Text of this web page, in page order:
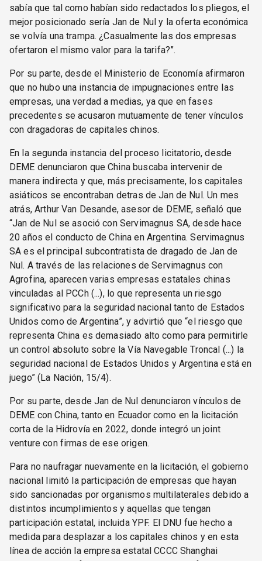
sabía que tal como habían sido redactados los pliegos, el
mejor posicionado sería Jan de Nul y la oferta económica
se volvía una trampa. ¿Casualmente las dos empresas
ofertaron el mismo valor para la tarifa?”.
Por su parte, desde el Ministerio de Economía afirmaron
que no hubo una instancia de impugnaciones entre las
empresas, una verdad a medias, ya que en fases
precedentes se acusaron mutuamente de tener vínculos
con dragadoras de capitales chinos.
En la segunda instancia del proceso licitatorio, desde
DEME denunciaron que China buscaba intervenir de
manera indirecta y que, más precisamente, los capitales
asiáticos se encontraban detras de Jan de Nul. Un mes
atrás, Arthur Van Desande, asesor de DEME, señaló que
“Jan de Nul se asoció con Servimagnus SA, desde hace
20 años el conducto de China en Argentina. Servimagnus
SA es el principal subcontratista de dragado de Jan de
Nul. A través de las relaciones de Servimagnus con
Agrofina, aparecen varias empresas estatales chinas
vinculadas al PCCh (...), lo que representa un riesgo
significativo para la seguridad nacional tanto de Estados
Unidos como de Argentina”, y advirtió que “el riesgo que
representa China es demasiado alto como para permitirle
un control absoluto sobre la Vía Navegable Troncal (...) la
seguridad nacional de Estados Unidos y Argentina está en
juego” (La Nación, 15/4).
Por su parte, desde Jan de Nul denunciaron vínculos de
DEME con China, tanto en Ecuador como en la licitación
corta de la Hidrovía en 2022, donde integró un joint
venture con firmas de ese origen.
Para no naufragar nuevamente en la licitación, el gobierno
nacional limitó la participación de empresas que hayan
sido sancionadas por organismos multilaterales debido a
distintos incumplimientos y aquellas que tengan
participación estatal, incluida YPF. El DNU fue hecho a
medida para desplazar a los capitales chinos y en esta
línea de acción la empresa estatal CCCC Shanghai